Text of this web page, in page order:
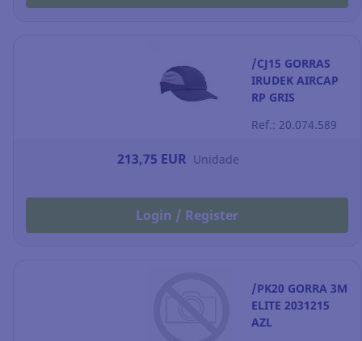
/CJ15 GORRAS
IRUDEK AIRCAP
RP GRIS
Ref.: 20.074.589
213,75 EUR Unidade
Login / Register
/PK20 GORRA 3M
ELITE 2031215
AZL